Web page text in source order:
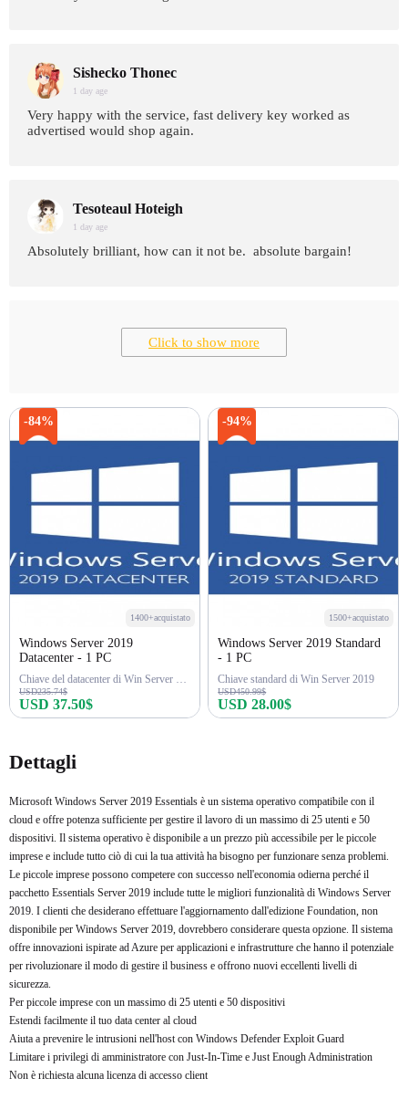
Sishecko Thonec
1 day age
Very happy with the service, fast delivery key worked as
advertised would shop again.
Tesoteaul Hoteigh
1 day age
Absolutely brilliant, how can it not be. absolute bargain!
Click to show more
-84%
1400+acquistato
Windows Server 2019
Datacenter - 1 PC
Chiave del datacenter di Win Server 2019
USD235.74$
USD 37.50$
-94%
1500+acquistato
Windows Server 2019 Standard
- 1 PC
Chiave standard di Win Server 2019
USD450.99$
USD 28.00$
Dettagli
Microsoft Windows Server 2019 Essentials è un sistema operativo compatibile con il
cloud e offre potenza sufficiente per gestire il lavoro di un massimo di 25 utenti e 50
dispositivi. Il sistema operativo è disponibile a un prezzo più accessibile per le piccole
imprese e include tutto ciò di cui la tua attività ha bisogno per funzionare senza problemi.
Le piccole imprese possono competere con successo nell'economia odierna perché il
pacchetto Essentials Server 2019 include tutte le migliori funzionalità di Windows Server
2019. I clienti che desiderano effettuare l'aggiornamento dall'edizione Foundation, non
disponibile per Windows Server 2019, dovrebbero considerare questa opzione. Il sistema
offre innovazioni ispirate ad Azure per applicazioni e infrastrutture che hanno il potenziale
per rivoluzionare il modo di gestire il business e offrono nuovi eccellenti livelli di
sicurezza.
Per piccole imprese con un massimo di 25 utenti e 50 dispositivi
Estendi facilmente il tuo data center al cloud
Aiuta a prevenire le intrusioni nell'host con Windows Defender Exploit Guard
Limitare i privilegi di amministratore con Just-In-Time e Just Enough Administration
Non è richiesta alcuna licenza di accesso client